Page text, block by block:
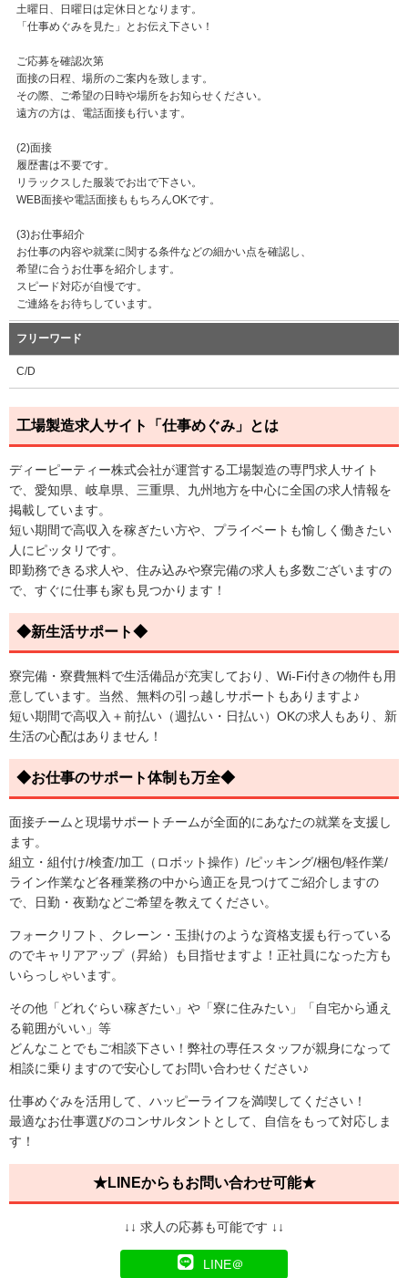
土曜日、日曜日は定休日となります。
「仕事めぐみを見た」とお伝え下さい！
ご応募を確認次第
面接の日程、場所のご案内を致します。
その際、ご希望の日時や場所をお知らせください。
遠方の方は、電話面接も行います。
(2)面接
履歴書は不要です。
リラックスした服装でお出で下さい。
WEB面接や電話面接ももちろんOKです。
(3)お仕事紹介
お仕事の内容や就業に関する条件などの細かい点を確認し、
希望に合うお仕事を紹介します。
スピード対応が自慢です。
ご連絡をお待ちしています。
フリーワード
C/D
工場製造求人サイト「仕事めぐみ」とは
ディーピーティー株式会社が運営する工場製造の専門求人サイト
で、愛知県、岐阜県、三重県、九州地方を中心に全国の求人情報を
掲載しています。
短い期間で高収入を稼ぎたい方や、プライベートも愉しく働きたい
人にピッタリです。
即勤務できる求人や、住み込みや寮完備の求人も多数ございますの
で、すぐに仕事も家も見つかります！
◆新生活サポート◆
寮完備・寮費無料で生活備品が充実しており、Wi-Fi付きの物件も用
意しています。当然、無料の引っ越しサポートもありますよ♪
短い期間で高収入＋前払い（週払い・日払い）OKの求人もあり、新
生活の心配はありません！
◆お仕事のサポート体制も万全◆
面接チームと現場サポートチームが全面的にあなたの就業を支援し
ます。
組立・組付け/検査/加工（ロボット操作）/ピッキング/梱包/軽作業/
ライン作業など各種業務の中から適正を見つけてご紹介しますの
で、日勤・夜勤などご希望を教えてください。
フォークリフト、クレーン・玉掛けのような資格支援も行っている
のでキャリアアップ（昇給）も目指せますよ！正社員になった方も
いらっしゃいます。
その他「どれぐらい稼ぎたい」や「寮に住みたい」「自宅から通え
る範囲がいい」等
どんなことでもご相談下さい！弊社の専任スタッフが親身になって
相談に乗りますので安心してお問い合わせください♪
仕事めぐみを活用して、ハッピーライフを満喫してください！
最適なお仕事選びのコンサルタントとして、自信をもって対応しま
す！
★LINEからもお問い合わせ可能★
↓↓ 求人の応募も可能です ↓↓
LINE＠